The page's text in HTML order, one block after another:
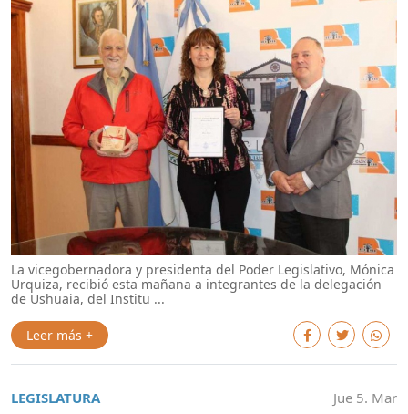
La vicegobernadora y presidenta del Poder Legislativo, Mónica
Urquiza, recibió esta mañana a integrantes de la delegación
de Ushuaia, del Institu ...
Leer más +
LEGISLATURA
Jue 5. Mar